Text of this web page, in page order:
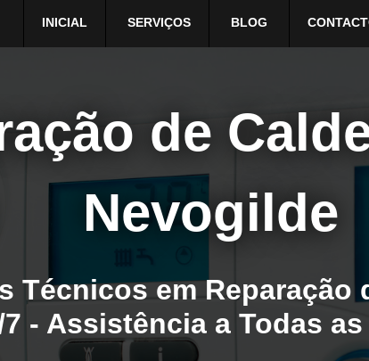
INICIAL SERVIÇOS BLOG
de
Nevogilde
Técnicos em Reparação
- Assistência a Todas